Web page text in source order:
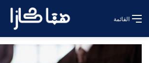
القائمة